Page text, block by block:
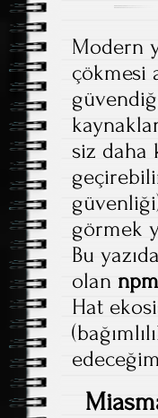
Modern
çökmesi
siz daha
görmek
Bu
olan
Hat